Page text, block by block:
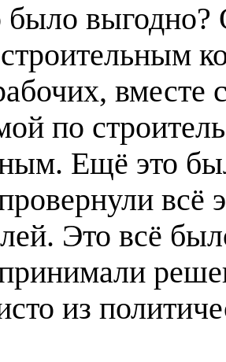
было выгодно?
вместе
по
Ещё это
всё
Это всё
из